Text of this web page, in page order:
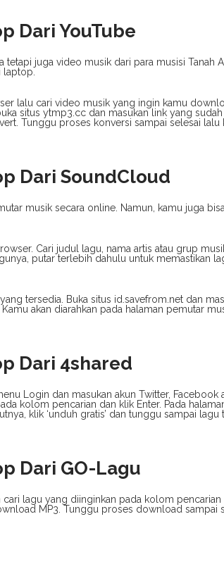
Dari YouTube
juga video musik dari para musisi Tanah
laptop.
lalu cari video musik yang ingin kamu
situs ytmp3.cc dan masukan link yang
Tunggu proses konversi sampai selesai lalu
Dari SoundCloud
musik secara online. Namun, kamu juga
Cari judul lagu, nama artis atau grup
putar terlebih dahulu untuk memastikan
tersedia. Buka situs id.savefrom.net dan
akan diarahkan pada halaman pemutar
Dari 4shared
Login dan masukan akun Twitter, Facebook
kolom pencarian dan klik Enter. Pada
klik ‘unduh gratis’ dan tunggu sampai
Dari GO-Lagu
lagu yang diinginkan pada kolom pencarian
MP3. Tunggu proses download sampai